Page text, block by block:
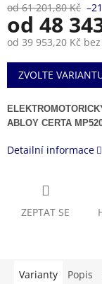
od 61 201,80 Kč
od 48
od 39 953,20 Kč
Měrná
cena:
ZVOLTE
ABLOY CERTA
Detailní informace
ZEPTAT SE
Varianty Popis